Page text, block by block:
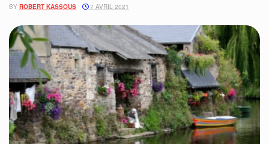
BY ROBERT KASSOUS 7 AVRIL 2021